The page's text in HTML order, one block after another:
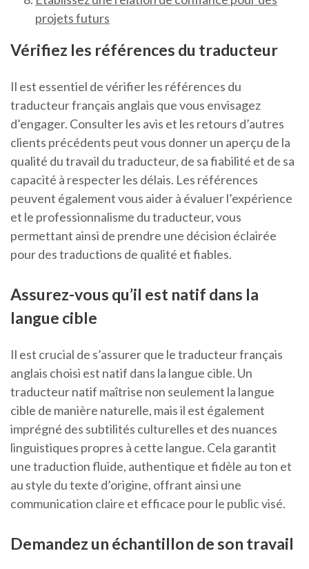
projets futurs
Vérifiez les références du traducteur
Il est essentiel de vérifier les références du
traducteur français anglais que vous envisagez
d’engager. Consulter les avis et les retours d’autres
clients précédents peut vous donner un aperçu de la
qualité du travail du traducteur, de sa fiabilité et de sa
capacité à respecter les délais. Les références
peuvent également vous aider à évaluer l’expérience
et le professionnalisme du traducteur, vous
permettant ainsi de prendre une décision éclairée
pour des traductions de qualité et fiables.
Assurez-vous qu’il est natif dans la
langue cible
Il est crucial de s’assurer que le traducteur français
anglais choisi est natif dans la langue cible. Un
traducteur natif maîtrise non seulement la langue
cible de manière naturelle, mais il est également
imprégné des subtilités culturelles et des nuances
linguistiques propres à cette langue. Cela garantit
une traduction fluide, authentique et fidèle au ton et
au style du texte d’origine, offrant ainsi une
communication claire et efficace pour le public visé.
Demandez un échantillon de son travail